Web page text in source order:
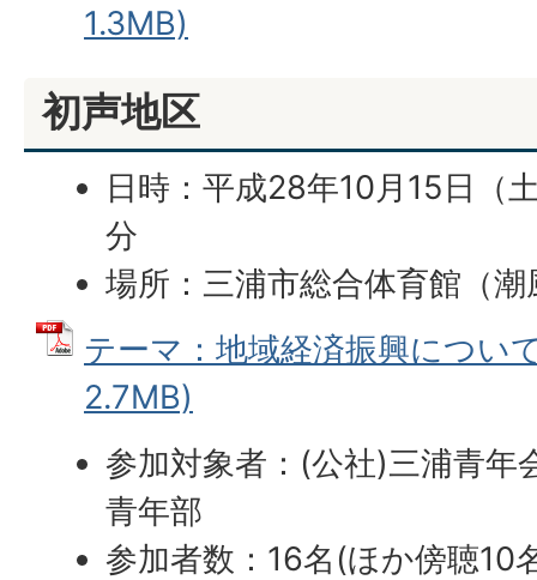
1.3MB)
初声地区
日時：平成28年10月15日（
分
場所：三浦市総合体育館（
テーマ：地域経済振興につい
2.7MB)
参加対象者：(公社)三浦青年
青年部
参加者数：16名(ほか傍聴10